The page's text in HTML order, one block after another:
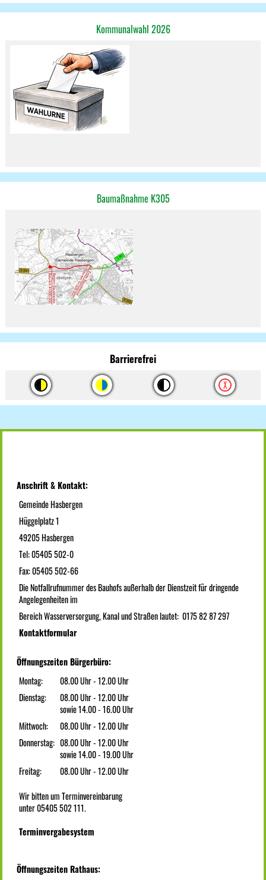
Kommunalwahl 2026
Baumaßnahme K305
Barrierefrei
Anschrift & Kontakt:
Gemeinde Hasbergen
Hüggelplatz 1
49205 Hasbergen
Tel: 05405 502-0
Fax: 05405 502-66
Die Notfallrufnummer des Bauhofs außerhalb der Dienstzeit für dringende
Angelegenheiten im
Bereich Wasserversorgung, Kanal und Straßen lautet: 0175 82 87 297
Kontaktformular
Öffnungszeiten Bürgerbüro:
Montag:
08.00 Uhr - 12.00 Uhr
Dienstag:
08.00 Uhr - 12.00 Uhr
sowie 14.00 - 16.00 Uhr
Mittwoch:
08.00 Uhr - 12.00 Uhr
Donnerstag: 08.00 Uhr - 12.00 Uhr
sowie 14.00 - 19.00 Uhr
Freitag:
08.00 Uhr - 12.00 Uhr
Wir bitten um Terminvereinbarung
unter 05405 502 111.
Terminvergabesystem
Öffnungszeiten Rathaus: